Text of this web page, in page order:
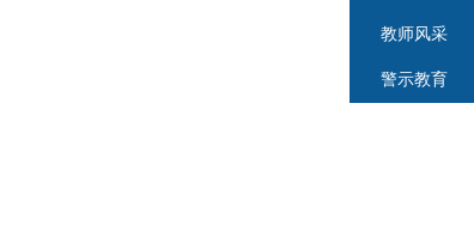
教师风采
警示教育